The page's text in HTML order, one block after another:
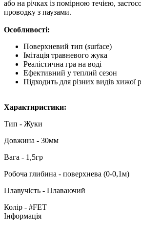
або на річках із помірною течією,
проводку з паузами.
Особливості:
Поверхневий тип (surface)
Імітація травневого жука
Реалістична гра на воді
Ефективний у теплий сезон
Підходить для різних видів хижої
Характиристики:
Тип - Жуки
Довжина - 30мм
Вага - 1,5гр
Робоча глибина - поверхнева (0-0,1м)
Плавучість - Плаваючий
Колір - #FET
Інформація